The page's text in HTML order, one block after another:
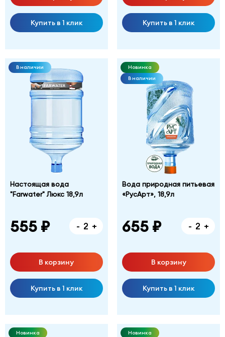
Купить в 1 клик Купить в 1 клик
В наличии
Настоящая вода
"Farwater" Люкс 18,9л
555 ₽ - +
В корзину
Купить в 1 клик
Новинка
В наличии
Вода природная питьевая
«РусАрт», 18,9л
655 ₽ - +
В корзину
Купить в 1 клик
Новинка
Новинка